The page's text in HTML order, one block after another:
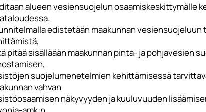
alueen vesiensuojelun osaamiskeskittymälle
edistetään maakunnan
pitää sisälläään maakunnan pinta- ja pohjavesien
suojelumenetelmien kehittämisessä
vahvan
näkyvyyden ja kuuluvuuden